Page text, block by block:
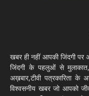
खबर ही नहीं आपकी जिंदगी पर
जिंदगी के पहलुओं से
अख़बार,टीवी पत्रकारिता के
विश्वसनीय खबर जो आपको